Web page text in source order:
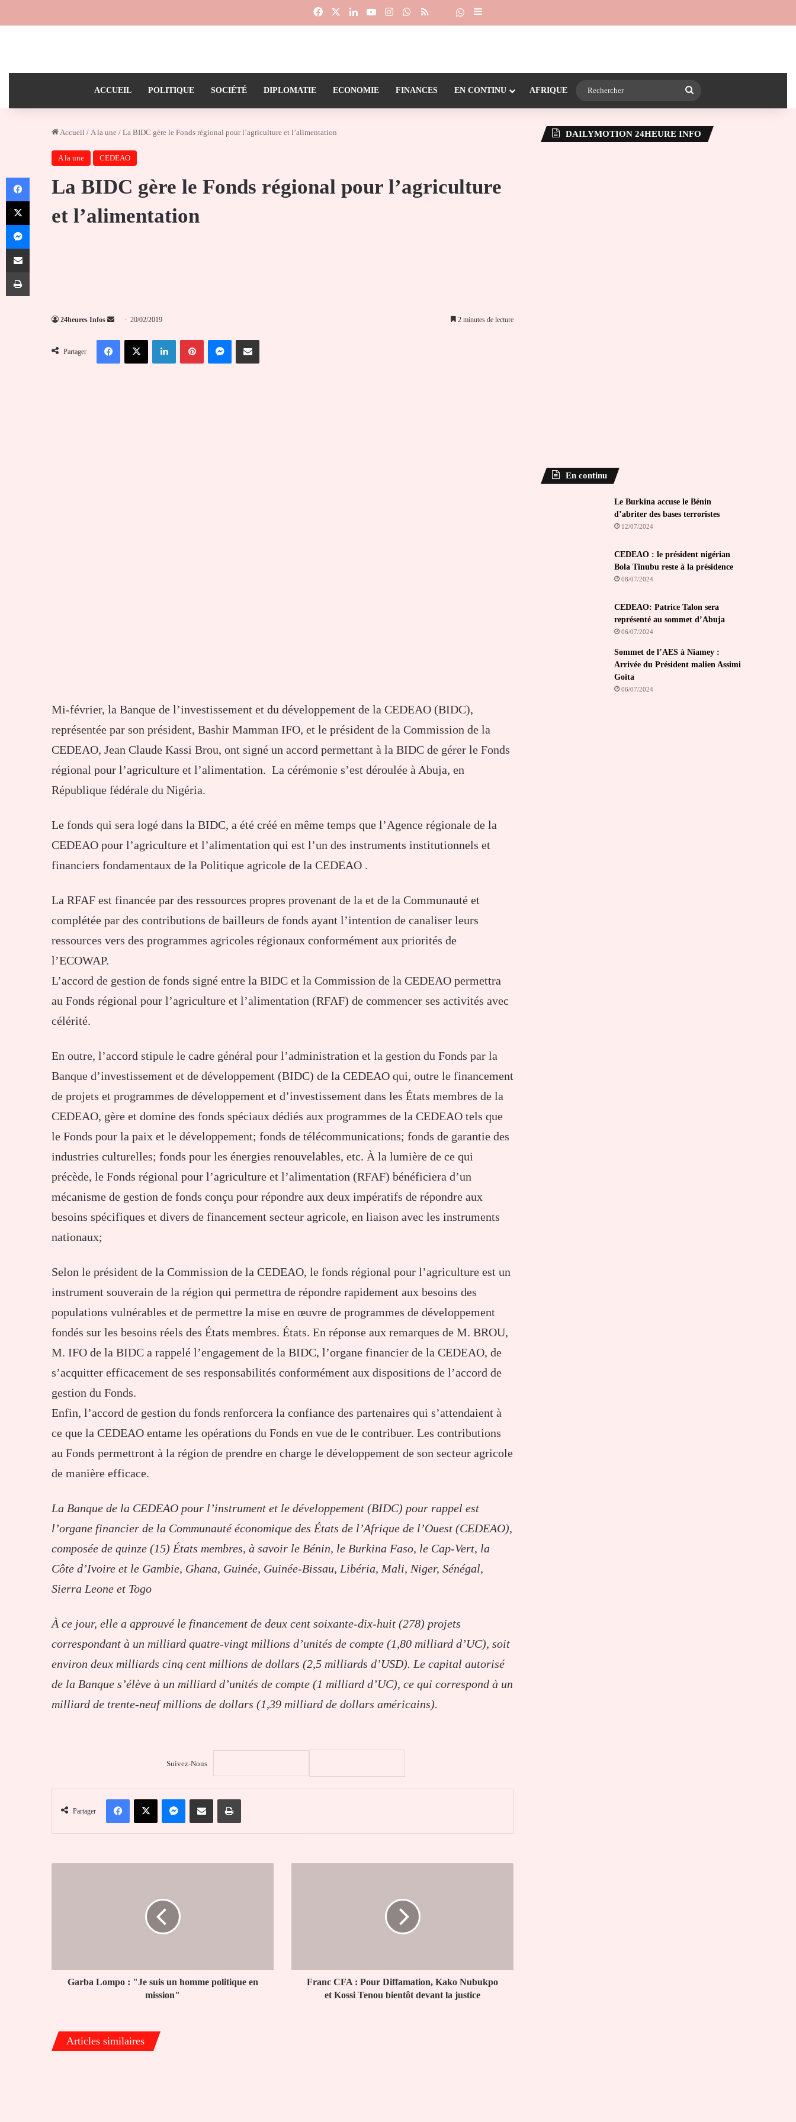
FacebookLinkedinYouTubeInstagramWhatsApp
RSS Dailymotion
Suivre la chaîne 24heureinfo sur WhatsApp
Sidebar (barre latérale)
ACCUEIL POLITIQUE SOCIÉTÉ DIPLOMATIE ECONOMIE FINANCES EN CONTINU AFRIQUE
Accueil / A la une / La BIDC gère le Fonds régional pour l’agriculture et l’alimentation
A la une CEDEAO
La BIDC gère le Fonds régional pour l’agriculture
et l’alimentation
24heures Infos
Envoyer
courriel
20/02/2019 2 minutes de lecture
Partager
FacebookX LinkedinPinterestMessengerPartager par email
Mi-février, la Banque de l’investissement et du développement de la CEDEAO (BIDC),
représentée par son président, Bashir Mamman IFO, et le président de la Commission de la
CEDEAO, Jean Claude Kassi Brou, ont signé un accord permettant à la BIDC de gérer le Fonds
régional pour l’agriculture et l’alimentation. La cérémonie s’est déroulée à Abuja, en
République fédérale du Nigéria.
Le fonds qui sera logé dans la BIDC, a été créé en même temps que l’Agence régionale de la
CEDEAO pour l’agriculture et l’alimentation qui est l’un des instruments institutionnels et
financiers fondamentaux de la Politique agricole de la CEDEAO .
La RFAF est financée par des ressources propres provenant de la et de la Communauté et
complétée par des contributions de bailleurs de fonds ayant l’intention de canaliser leurs
ressources vers des programmes agricoles régionaux conformément aux priorités de
l’ECOWAP.
L’accord de gestion de fonds signé entre la BIDC et la Commission de la CEDEAO permettra
au Fonds régional pour l’agriculture et l’alimentation (RFAF) de commencer ses activités avec
célérité.
En outre, l’accord stipule le cadre général pour l’administration et la gestion du Fonds par la
Banque d’investissement et de développement (BIDC) de la CEDEAO qui, outre le financement
de projets et programmes de développement et d’investissement dans les États membres de la
CEDEAO, gère et domine des fonds spéciaux dédiés aux programmes de la CEDEAO tels que
le Fonds pour la paix et le développement; fonds de télécommunications; fonds de garantie des
industries culturelles; fonds pour les énergies renouvelables, etc. À la lumière de ce qui
précède, le Fonds régional pour l’agriculture et l’alimentation (RFAF) bénéficiera d’un
mécanisme de gestion de fonds conçu pour répondre aux deux impératifs de répondre aux
besoins spécifiques et divers de financement secteur agricole, en liaison avec les instruments
nationaux;
Selon le président de la Commission de la CEDEAO, le fonds régional pour l’agriculture est un
instrument souverain de la région qui permettra de répondre rapidement aux besoins des
populations vulnérables et de permettre la mise en œuvre de programmes de développement
fondés sur les besoins réels des États membres. États. En réponse aux remarques de M. BROU,
M. IFO de la BIDC a rappelé l’engagement de la BIDC, l’organe financier de la CEDEAO, de
s’acquitter efficacement de ses responsabilités conformément aux dispositions de l’accord de
gestion du Fonds.
Enfin, l’accord de gestion du fonds renforcera la confiance des partenaires qui s’attendaient à
ce que la CEDEAO entame les opérations du Fonds en vue de le contribuer. Les contributions
au Fonds permettront à la région de prendre en charge le développement de son secteur agricole
de manière efficace.
La Banque de la CEDEAO pour l’instrument et le développement (BIDC) pour rappel est
l’organe financier de la Communauté économique des États de l’Afrique de l’Ouest (CEDEAO),
composée de quinze (15) États membres, à savoir le Bénin, le Burkina Faso, le Cap-Vert, la
Côte d’Ivoire et le Gambie, Ghana, Guinée, Guinée-Bissau, Libéria, Mali, Niger, Sénégal,
Sierra Leone et Togo
À ce jour, elle a approuvé le financement de deux cent soixante-dix-huit (278) projets
correspondant à un milliard quatre-vingt millions d’unités de compte (1,80 milliard d’UC), soit
environ deux milliards cinq cent millions de dollars (2,5 milliards d’USD). Le capital autorisé
de la Banque s’élève à un milliard d’unités de compte (1 milliard d’UC), ce qui correspond à un
milliard de trente-neuf millions de dollars (1,39 milliard de dollars américains).
Suivez-Nous
Partager
FacebookX MessengerPartager par email Imprimer
en
mission"Garba Lompo : "Je suis un homme politique en
mission"
Kossi
TenouFranc CFA : Pour Diffamation, Kako Nubukpo
et Kossi Tenou bientôt devant la justice
Articles similaires
DAILYMOTION 24HEURE INFO
En continu
Le Burkina accuse le Bénin
d’abriter des bases terroristes
12/07/2024
CEDEAO : le président nigérian
Bola Tinubu reste à la présidence
08/07/2024
CEDEAO: Patrice Talon sera
représenté au sommet d’Abuja
06/07/2024
Sommet de l’AES à Niamey :
Arrivée du Président malien Assimi
Goita
06/07/2024
Facebook
X
Messenger
Partager par email